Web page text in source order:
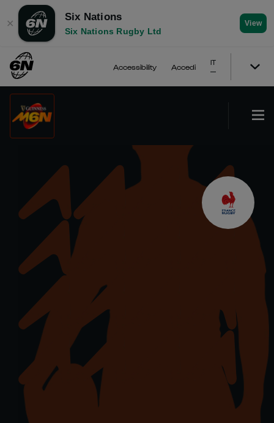
✕
Six Nations
Six Nations Rugby Ltd
View
Accessibility Accedi
IT